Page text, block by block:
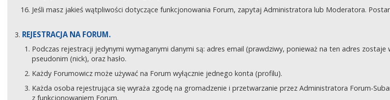
Jeśli masz jakieś wątpliwości dotyczące funkcjonowania Forum, zapytaj Administratora lub Moderatora.
REJESTRACJA NA FORUM.
Podczas rejestracji jedynymi wymaganymi danymi są: adres email (prawdziwy, ponieważ na ten adres
pseudonim (nick), oraz hasło.
Każdy Forumowicz może używać na Forum wyłącznie jednego konta (profilu).
Każda osoba rejestrująca się wyraża zgodę na gromadzenie i przetwarzanie przez Administratora Forum-
z funkcjonowaniem Forum.